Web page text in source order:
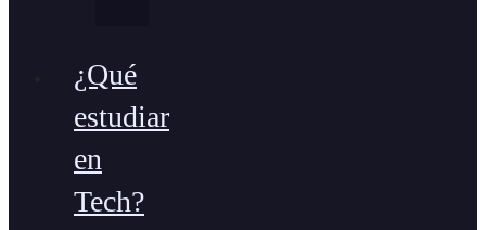
¿Qué
estudiar
en
Tech?